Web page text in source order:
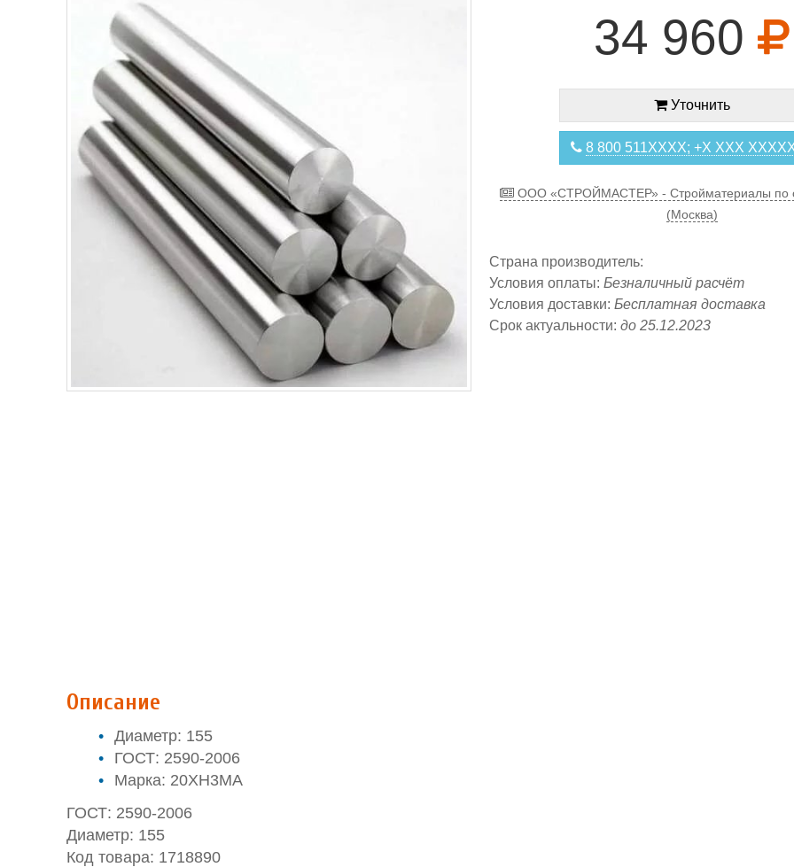
34 960
Уточнить
8 800 511XXXX; +X XXX
ООО «СТРОЙМАСТЕР» - Стройматериалы по
(Москва)
Страна производитель:
Условия оплаты: Безналичный расчёт
Условия доставки: Бесплатная доставка
Срок актуальности: до 25.12.2023
Описание
Диаметр: 155
ГОСТ: 2590-2006
Марка: 20ХН3МА
ГОСТ: 2590-2006
Диаметр: 155
Код товара: 1718890